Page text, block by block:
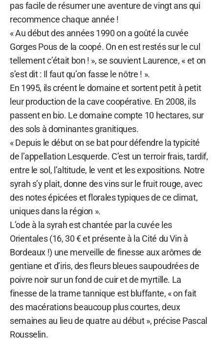
pas facile de résumer une aventure de vingt ans qui
recommence chaque année !
« Au début des années 1990 on a goûté la cuvée
Gorges Pous de la coopé. On en est restés sur le cul
tellement c’était bon ! », se souvient Laurence, « et on
s’est dit : Il faut qu’on fasse le nôtre ! ».
En 1995, ils créent le domaine et sortent petit à petit
leur production de la cave coopérative. En 2008, ils
passent en bio. Le domaine compte 10 hectares, sur
des sols à dominantes granitiques.
« Depuis le début on se bat pour défendre la typicité
de l’appellation Lesquerde. C’est un terroir frais, tardif,
entre le sol, l’altitude, le vent et les expositions. Notre
syrah s’y plait, donne des vins sur le fruit rouge, avec
des notes épicées et florales typiques de ce climat,
uniques dans la région ».
L’ode à la syrah est chantée par la cuvée les
Orientales (16, 30 € et présente à la Cité du Vin à
Bordeaux !) une merveille de finesse aux arômes de
gentiane et d’iris, des fleurs bleues saupoudrées de
poivre noir sur un fond de cuir et de myrtille. La
finesse de la trame tannique est bluffante, « on fait
des macérations beaucoup plus courtes, deux
semaines au lieu de quatre au début », précise Pascal
Rousselin.